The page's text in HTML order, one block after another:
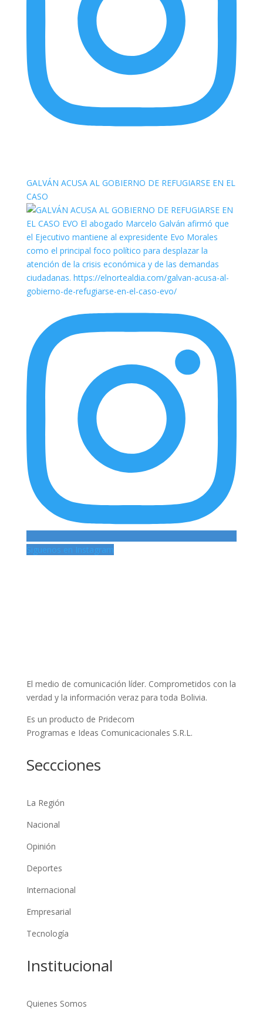
GALVÁN ACUSA AL GOBIERNO DE REFUGIARSE EN EL
CASO
Siguenos en Instagram
El medio de comunicación líder. Comprometidos con la
verdad y la información veraz para toda Bolivia.
Es un producto de Pridecom
Programas e Ideas Comunicacionales S.R.L.
Seccciones
La Región
Nacional
Opinión
Deportes
Internacional
Empresarial
Tecnología
Institucional
Quienes Somos